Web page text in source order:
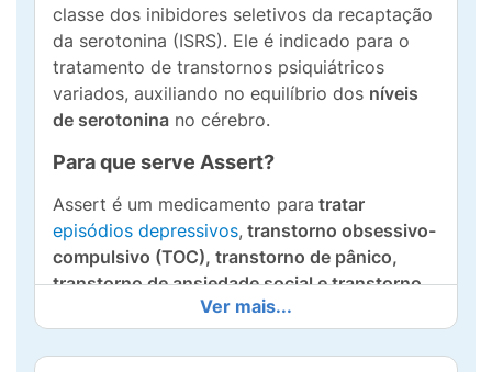
classe dos inibidores seletivos da recaptação
da serotonina (ISRS). Ele é indicado para o
tratamento de transtornos psiquiátricos
variados, auxiliando no equilíbrio dos níveis
de serotonina no cérebro.
Para que serve Assert?
Assert é um medicamento para tratar
episódios depressivos, transtorno obsessivo-
compulsivo (TOC), transtorno de pânico,
transtorno de ansiedade social e transtorno
de estresse pós-traumático (TEPT).
Composição do Assert 50mg
Ver mais...